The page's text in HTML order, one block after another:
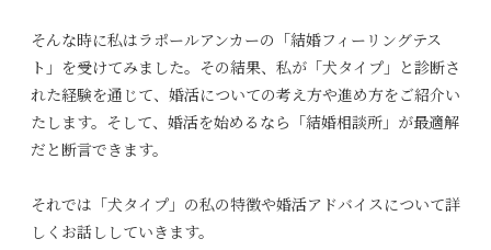
そんな時に私はラポールアンカーの「結婚フィーリングテス
ト」を受けてみました。その結果、私が「犬タイプ」と診断さ
れた経験を通じて、婚活についての考え方や進め方をご紹介い
たします。そして、婚活を始めるなら「結婚相談所」が最適解
だと断言できます。
それでは「犬タイプ」の私の特徴や婚活アドバイスについて詳
しくお話ししていきます。